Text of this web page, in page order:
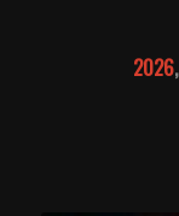
2026,